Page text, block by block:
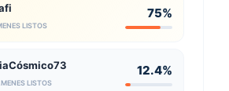
LISTOS
75%
LISTOS
12.4%